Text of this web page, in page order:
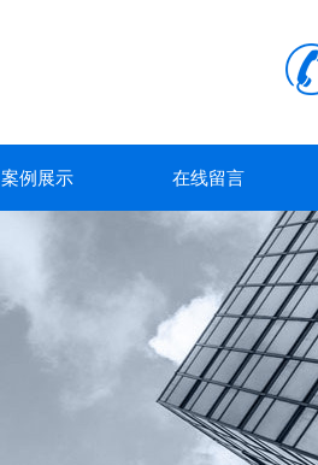
案例展示 在线留言